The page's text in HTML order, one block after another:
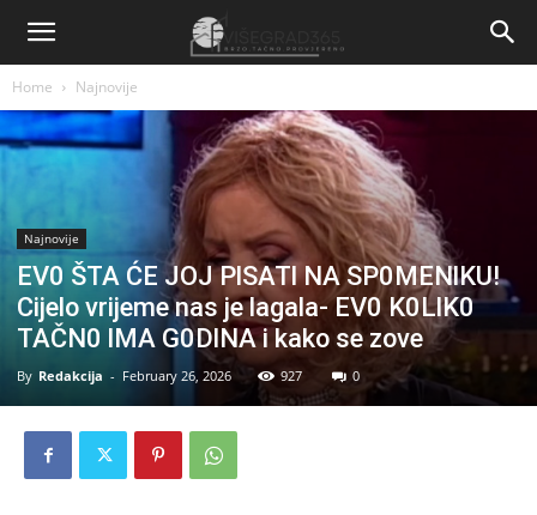
Home Najnovije
Najnovije
EV0 ŠTA ĆE JOJ PlSATl NA SP0MENlKU!
Cijelo vrijeme nas je lagala- EV0 K0LlK0
TAČN0 lMA G0DlNA i kako se zove
By Redakcija - February 26, 2026 927 0